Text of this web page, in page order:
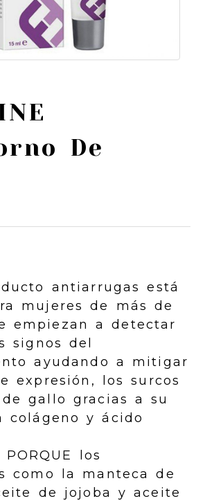
De
antiarrugas está
mujeres de más de
empiezan a detectar
signos del
ayudando a mitigar
expresión, los surcos
gallo gracias a su
colágeno y ácido
PORQUE los
como la manteca de
de jojoba y aceite